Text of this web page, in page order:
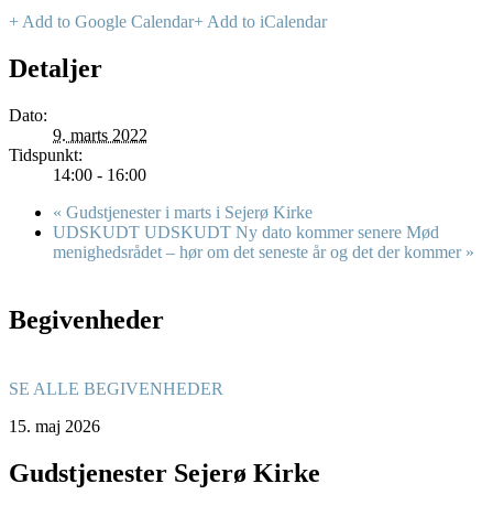
+ Add to Google Calendar+ Add to iCalendar
Detaljer
Dato:
9. marts 2022
Tidspunkt:
14:00 - 16:00
« Gudstjenester i marts i Sejerø Kirke
UDSKUDT UDSKUDT Ny dato kommer senere Mød
menighedsrådet – hør om det seneste år og det der kommer »
Begivenheder
SE ALLE BEGIVENHEDER
15. maj 2026
Gudstjenester Sejerø Kirke